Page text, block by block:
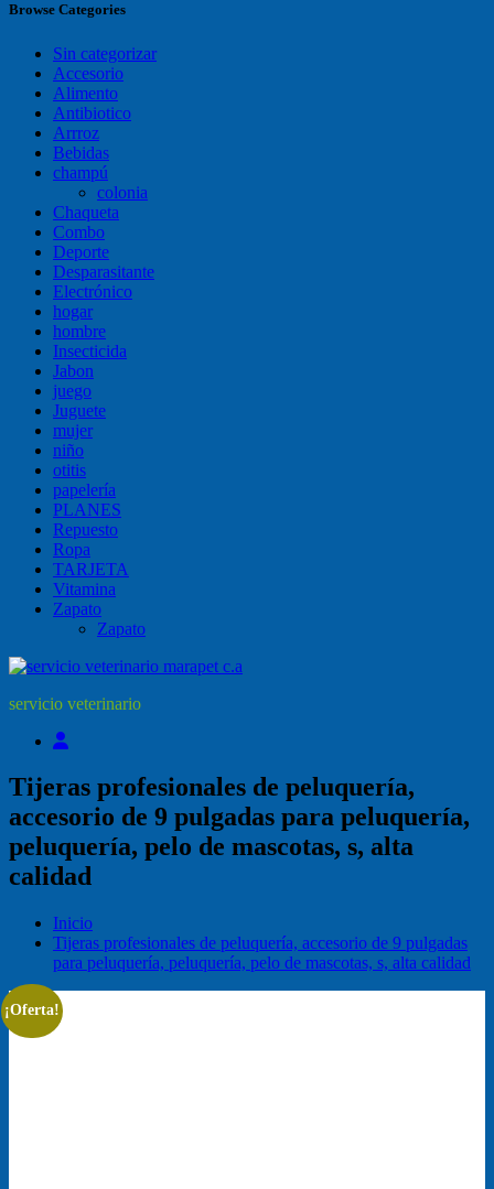
Browse Categories
Sin categorizar
Accesorio
Alimento
Antibiotico
Arrroz
Bebidas
champú
colonia
Chaqueta
Combo
Deporte
Desparasitante
Electrónico
hogar
hombre
Insecticida
Jabon
juego
Juguete
mujer
niño
otitis
papelería
PLANES
Repuesto
Ropa
TARJETA
Vitamina
Zapato
Zapato
servicio veterinario
Tijeras profesionales de peluquería,
accesorio de 9 pulgadas para peluquería,
peluquería, pelo de mascotas, s, alta
calidad
Inicio
Tijeras profesionales de peluquería, accesorio de 9 pulgadas
para peluquería, peluquería, pelo de mascotas, s, alta calidad
¡Oferta!